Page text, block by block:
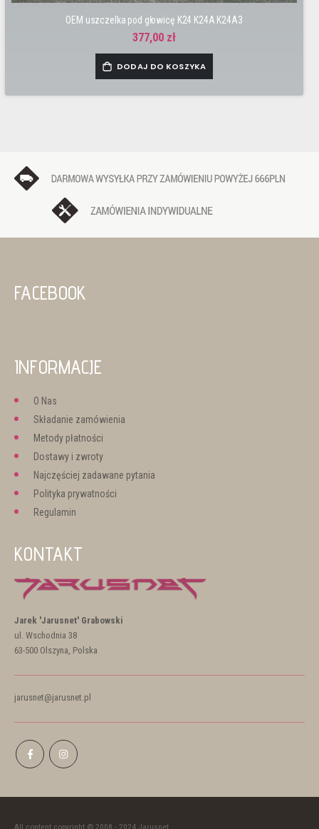
OEM uszczelka pod głowicę K24 K24A K24A3
377,00 zł
DODAJ DO KOSZYKA
FACEBOOK
INFORMACJE
O Nas
Składanie zamówienia
Metody płatności
Dostawy i zwroty
Najczęściej zadawane pytania
Polityka prywatności
Regulamin
KONTAKT
Jarek 'Jarusnet' Grabowski
ul. Wschodnia 38
63-500 Olszyna, Polska
jarusnet@jarusnet.pl
All content copyright © 2008 - 2024 Jarusnet